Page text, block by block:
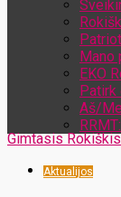
Mano
EKO
Patirk
Aš/
Gimtasis Rokiškis
Aktualijos